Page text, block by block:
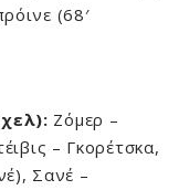
(68′
Ζόμερ –
– Γκορέτσκα,
Σανέ –